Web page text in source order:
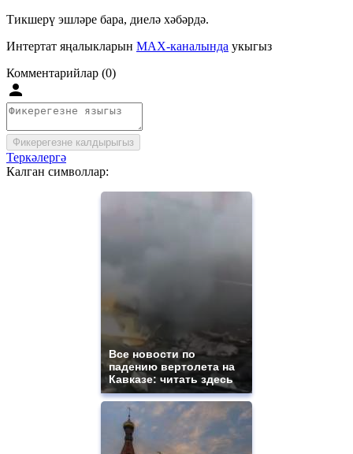
Тикшерү эшләре бара, диелә хәбәрдә.
Интертат яңалыкларын MAX-каналында укыгыз
Комментарийлар (0)
Фикерегезне калдырыгыз
Теркәлергә
Калган символлар:
Все новости по
падению вертолета на
Кавказе: читать здесь